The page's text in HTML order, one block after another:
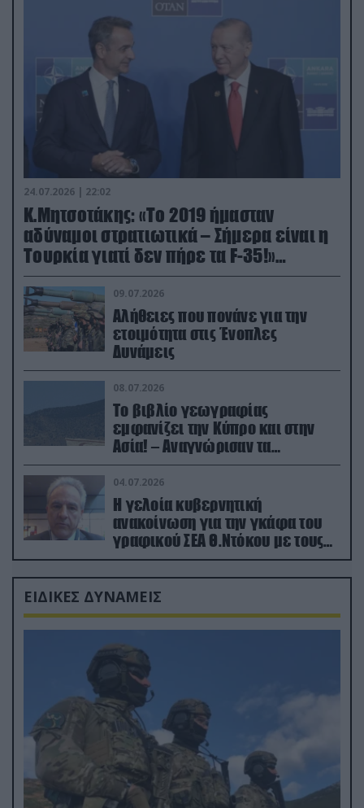
24.07.2026 | 22:02
Κ.Μητσοτάκης: «Το 2019 ήμασταν
αδύναμοι στρατιωτικά – Σήμερα είναι η
Τουρκία γιατί δεν πήρε τα F-35!»
(βίντεο)
09.07.2026
Αλήθειες που πονάνε για την
ετοιμότητα στις Ένοπλες
Δυνάμεις
08.07.2026
Το βιβλίο γεωγραφίας
εμφανίζει την Κύπρο και στην
Ασία! – Αναγνώρισαν τα
κατεχόμενα; (φωτο)
04.07.2026
Η γελοία κυβερνητική
ανακοίνωση για την γκάφα του
γραφικού ΣΕΑ Θ.Ντόκου με τους
Ρώσους φαρσέρ
ΕΙΔΙΚΕΣ ΔΥΝΑΜΕΙΣ